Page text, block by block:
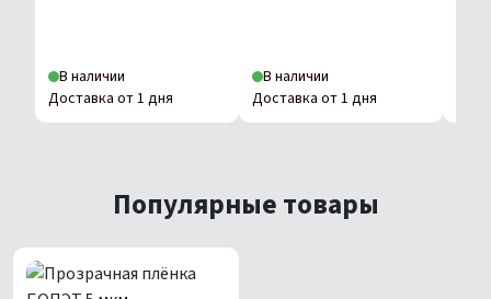
В наличии
Доставка от 1 дня
В наличии
Доставка от 1 дня
Популярные товары